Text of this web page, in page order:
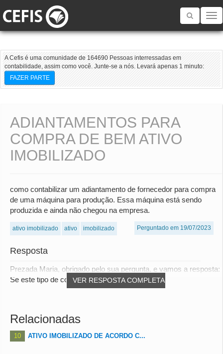
Toggle
A Cefis é uma comunidade de 164690 Pessoas interressadas em
contabilidade, assim como você. Junte-se a nós. Levará apenas 1 minuto:
FAZER PARTE
ADIANTAMENTOS PARA
COMPRA DE BEM ATIVO
IMOBILIZADO
como contabilizar um adiantamento de fornecedor para compra
de uma máquina para produção. Essa máquina está sendo
produzida e ainda não chegou na empresa.
ativo imobilizado ativo imobilizado Perguntado em 19/07/2023
Resposta
VER RESPOSTA COMPLETA
Prezada Maria, obrigado pelo sua pergunta, e vamos a resposta:
Se este tipo de compra não for recorr...
Relacionadas
10 ATIVO IMOBILIZADO DE ACORDO C...